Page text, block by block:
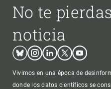
No te
noticia
BlueskyInstagram
LinkedinTwitterYoutube
Vivimos en una época de
donde los datos científicos se